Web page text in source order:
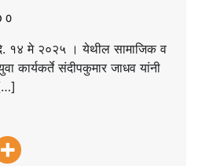
0
१४ मे २०२५ । येथील सामाजिक व
कार्यकर्ते संदीपकुमार जाधव यांनी